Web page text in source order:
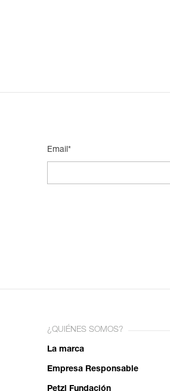
Email*
¿QUIÉNES SOMOS?
La marca
Empresa Responsable
Petzl Fundación